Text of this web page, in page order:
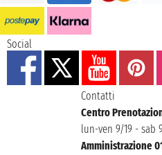
Social
Contatti
Centro
lun-ven 9/19 - sab
Amministrazione